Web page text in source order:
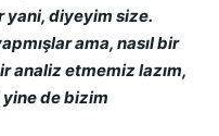
yani, diyeyim size.
ama, nasıl bir
analiz etmemiz lazım,
de bizim